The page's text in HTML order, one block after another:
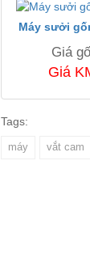
Máy sưởi
Giá
Giá
Tags:
máy vắt cam